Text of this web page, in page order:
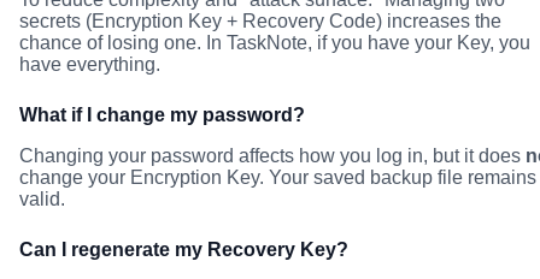
secrets (Encryption Key + Recovery Code) increases the
chance of losing one. In TaskNote, if you have your Key, you
have everything.
What if I change my password?
Changing your password affects how you log in, but it does
change your Encryption Key. Your saved backup file remains
valid.
Can I regenerate my Recovery Key?